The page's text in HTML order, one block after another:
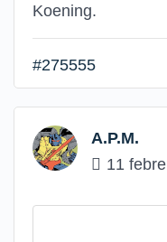
Koening.
#275555
A.P.M.
11